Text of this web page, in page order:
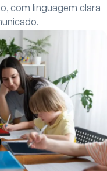
com linguagem clara